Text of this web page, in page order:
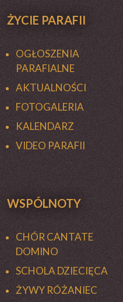
ŻYCIE PARAFII
OGŁOSZENIA
PARAFIALNE
AKTUALNOŚCI
FOTOGALERIA
KALENDARZ
VIDEO PARAFII
WSPÓLNOTY
CHÓR CANTATE
DOMINO
SCHOLA DZIECIĘCA
ŻYWY RÓŻANIEC